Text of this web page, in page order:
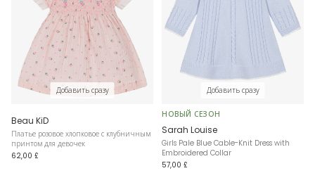
Добавить сразу
Beau KiD
Платье розовое хлопковое с клубничным
принтом для девочек
62,00 £
Добавить сразу
НОВЫЙ СЕЗОН
Sarah Louise
Girls Pale Blue Cable-Knit Dress with
Embroidered Collar
57,00 £